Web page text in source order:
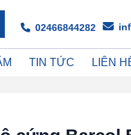
02466844282
TIN TỨC LIÊN